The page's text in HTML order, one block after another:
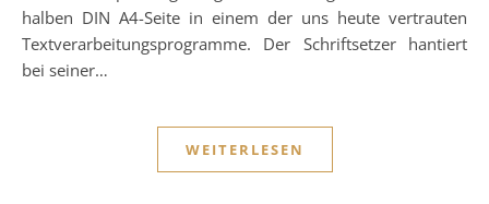
halben DIN A4-Seite in einem der uns heute vertrauten
Textverarbeitungsprogramme. Der Schriftsetzer hantiert
bei seiner…
WEITERLESEN